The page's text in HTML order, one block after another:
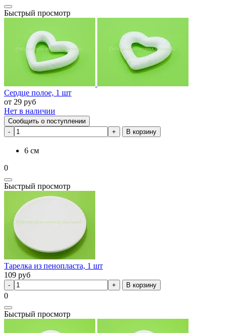
Быстрый просмотр
Сердце полое, 1 шт
от 29 руб
Нет в наличии
Сообщить о поступлении
В корзину
6 см
0
Быстрый просмотр
Тарелка из пенопласта, 1 шт
109 руб
В корзину
0
Быстрый просмотр